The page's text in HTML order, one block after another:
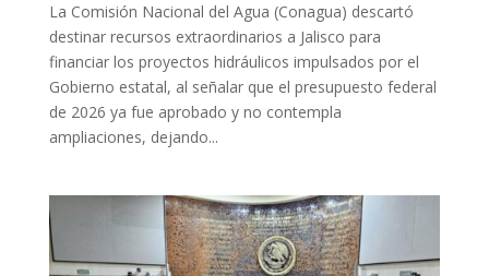
La Comisión Nacional del Agua (Conagua) descartó
destinar recursos extraordinarios a Jalisco para
financiar los proyectos hidráulicos impulsados por el
Gobierno estatal, al señalar que el presupuesto federal
de 2026 ya fue aprobado y no contempla
ampliaciones, dejando...